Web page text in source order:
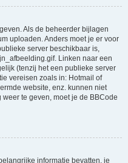
Als de beheerder bijlagen
uploaden. Anders moet je er voor
server beschikbaar is,
Linken naar een
(tenzij het een publieke server
vereisen zoals in: Hotmail of
website, enz. kunnen niet
te geven, moet je de BBCode
informatie bevatten, je